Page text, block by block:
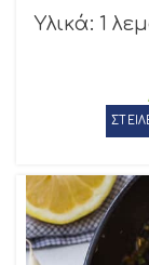
Υλικά: 1